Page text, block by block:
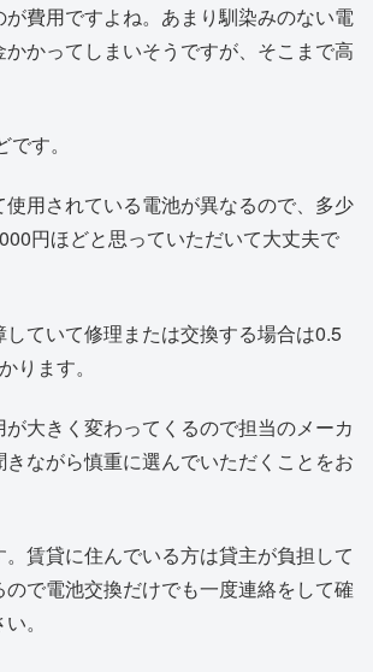
費用ですよね。あまり馴染みのない電
かってしまいそうですが、そこまで高
す。
使用されている電池が異なるので、多少
円ほどと思っていただいて大丈夫で
していて修理または交換する場合は0.5
ります。
大きく変わってくるので担当のメーカ
ながら慎重に選んでいただくことをお
。賃貸に住んでいる方は貸主が負担して
ので電池交換だけでも一度連絡をして確
。